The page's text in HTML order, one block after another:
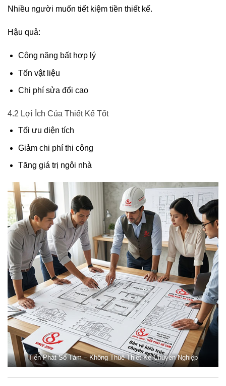
Nhiều người muốn tiết kiệm tiền thiết kế.
Hậu quả:
Công năng bất hợp lý
Tốn vật liệu
Chi phí sửa đổi cao
4.2 Lợi Ích Của Thiết Kế Tốt
Tối ưu diện tích
Giảm chi phí thi công
Tăng giá trị ngôi nhà
Tiến Phát Số Tám – Không Thuê Thiết Kế Chuyên Nghiệp